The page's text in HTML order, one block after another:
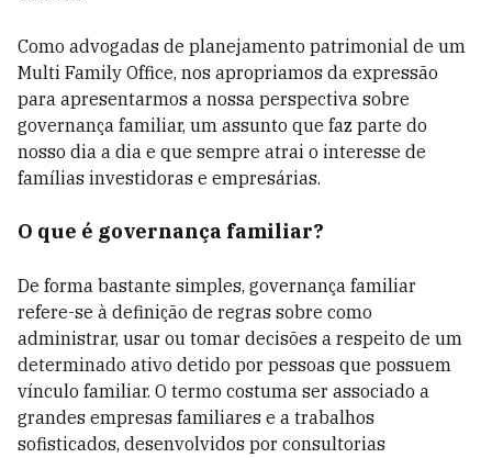
Como advogadas de planejamento patrimonial de um
Multi Family Office, nos apropriamos da expressão
para apresentarmos a nossa perspectiva sobre
governança familiar, um assunto que faz parte do
nosso dia a dia e que sempre atrai o interesse de
famílias investidoras e empresárias.
O que é governança familiar?
De forma bastante simples, governança familiar
refere-se à definição de regras sobre como
administrar, usar ou tomar decisões a respeito de um
determinado ativo detido por pessoas que possuem
vínculo familiar. O termo costuma ser associado a
grandes empresas familiares e a trabalhos
sofisticados, desenvolvidos por consultorias